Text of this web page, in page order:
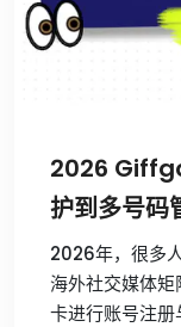
2026
护到多号码
2026年，很多
海外社交媒体
卡进行账号注